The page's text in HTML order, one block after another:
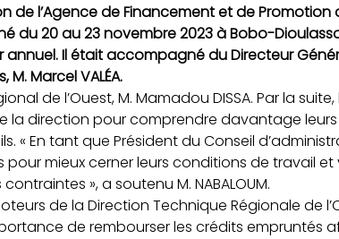
de l’Agence de Financement et de Promotion
du 20 au 23 novembre 2023 à Bobo-
Il était accompagné du Directeur
M. Marcel VALÉA.
de l’Ouest, M. Mamadou DISSA. Par la
la direction pour comprendre davantage
En tant que Président du Conseil
mieux cerner leurs conditions de travail et
», a soutenu M. NABALOUM.
de la Direction Technique Régionale de
de rembourser les crédits empruntés